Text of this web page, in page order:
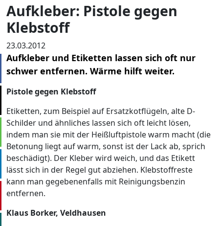
Aufkleber: Pistole gegen
Klebstoff
23.03.2012
Aufkleber und Etiketten lassen sich oft nur
schwer entfernen. Wärme hilft weiter.
Pistole gegen Klebstoff
Etiketten, zum Beispiel auf Ersatzkotflügeln, alte D-
Schilder und ähnliches lassen sich oft leicht lösen,
indem man sie mit der Heißluftpistole warm macht (die
Betonung liegt auf warm, sonst ist der Lack ab, sprich
beschädigt). Der Kleber wird weich, und das Etikett
lässt sich in der Regel gut abziehen. Klebstoffreste
kann man gegebenenfalls mit Reinigungsbenzin
entfernen.
Klaus Borker, Veldhausen